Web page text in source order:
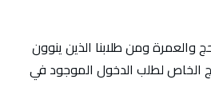
والعمرة ومن طلابنا الذين ينوون
الخاص لطلب الدخول الموجود في